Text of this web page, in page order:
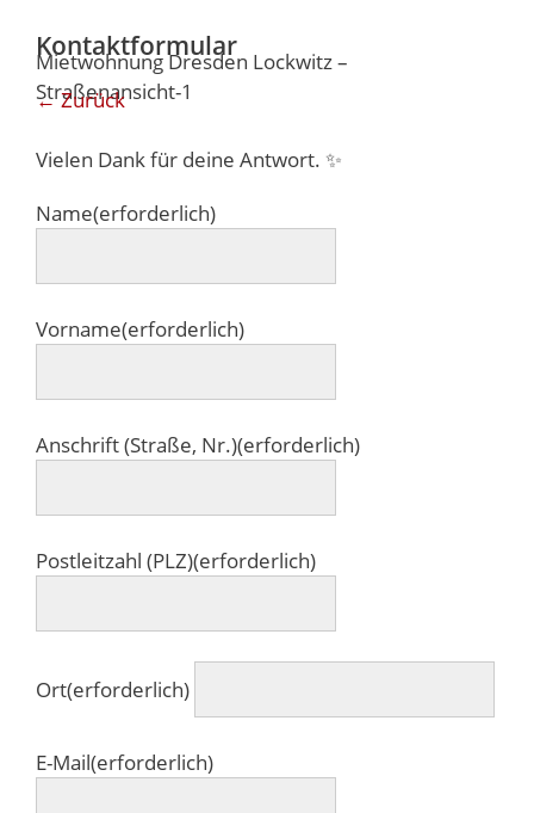
Mietwohnung Dresden Lockwitz –
Straßenansicht-1
Kontaktformular
← Zurück
Vielen Dank für deine Antwort. ✨
Name(erforderlich)
Vorname(erforderlich)
Anschrift (Straße, Nr.)(erforderlich)
Postleitzahl (PLZ)(erforderlich)
Ort(erforderlich)
E-Mail(erforderlich)